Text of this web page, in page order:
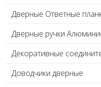
Дверные Ответные
Дверные ручки
Декоративные
Доводчики дверные